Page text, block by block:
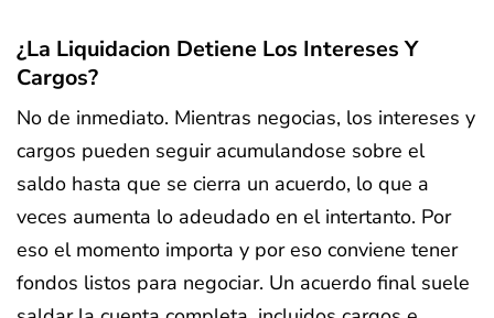
¿La Liquidacion Detiene Los Intereses Y
Cargos?
No de inmediato. Mientras negocias, los intereses y
cargos pueden seguir acumulandose sobre el
saldo hasta que se cierra un acuerdo, lo que a
veces aumenta lo adeudado en el intertanto. Por
eso el momento importa y por eso conviene tener
fondos listos para negociar. Un acuerdo final suele